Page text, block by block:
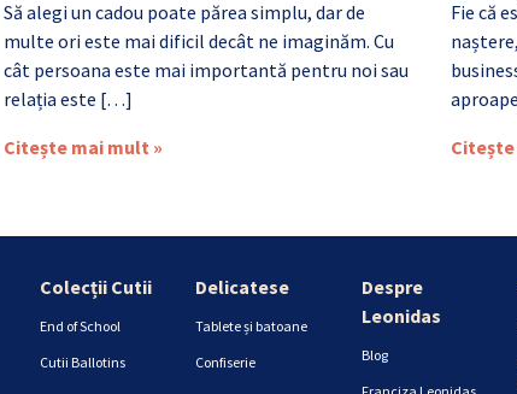
Să alegi un cadou poate părea simplu, dar de
multe ori este mai dificil decât ne imaginăm. Cu
cât persoana este mai importantă pentru noi sau
relația este […]
Citește mai mult »
Fie că
Colecții Cutii
End of School
Cutii Ballotins
Delicatese
Tablete și batoane
Confiserie
Despre
Leonidas
Blog